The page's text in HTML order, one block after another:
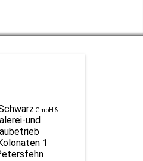
GmbH &
und
1